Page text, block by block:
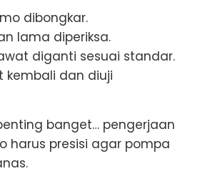
dibongkar.
lama diperiksa.
diganti sesuai standar.
kembali dan diuji
banget… pengerjaan
harus presisi agar pompa